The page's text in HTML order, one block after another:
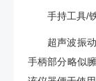
手持工具/
超声波振
手柄部分略似